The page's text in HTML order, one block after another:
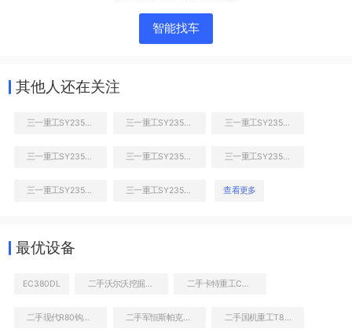
液压泵舱室正面整体
智能找车
其他人还在关注
三一重工SY235C挖掘机 三一重工SY235C挖掘机 三一重工SY235C挖掘机
三一重工SY235C挖掘机 三一重工SY235C挖掘机 三一重工SY235C挖掘机
三一重工SY235C挖掘机 三一重工SY235C挖掘机 查看更多
最优设备
EC380DL
二手军恒斯帕克SP680破碎锤